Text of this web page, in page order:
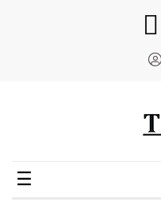
Toggle
☰